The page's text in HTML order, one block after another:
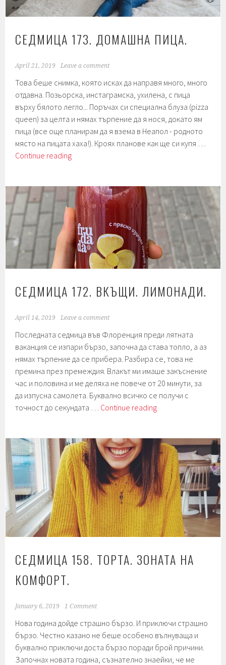
СЕДМИЦА 173. ДОМАШНА ПИЦА.
April 21, 2019 Leave a comment
Това беше снимка, която исках да направя много, много
отдавна. Позьорска, инстаграмска, ухилена, с пица
върху бялото легло... Поръчах си специална блуза (pizza
queen) за целта и нямах търпение да я нося, докато ям
пица (все още планирам да я взема в Неапол - родното
място на пицата хаха!). Кроях планове как ще си купя …
Continue readingСедмица
пица.
СЕДМИЦА 172. ВКЪЩИ. ЛИМОНАДИ.
April 14, 2019 Leave a comment
Последната седмица във Флоренция преди лятната
ваканция се изпари бързо, започна да става топло, а аз
нямах търпение да се прибера. Разбира се, това не
премина през премеждия. Влакът ми имаше закъснение
час и половина и ме деляха не повече от 20 минути, за
да изпусна самолета. Буквално всичко се получи с
точност до секундата … Continue readingСедмица
Лимонади.
СЕДМИЦА 158. ТОРТА. ЗОНАТА НА
КОМФОРТ.
January 6, 2019 1 Comment
Нова година дойде страшно бързо. И приключи страшно
бързо. Честно казано не беше особено вълнуваща и
буквално приключи доста бързо поради брой причини.
Започнах новата година, съзнателно знаейки, че ме